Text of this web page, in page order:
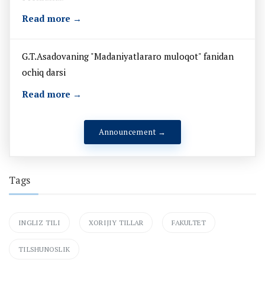
Read more →
G.T.Asadovaning "Madaniyatlararo muloqot" fanidan
ochiq darsi
Read more →
Announcement →
Tags
INGLIZ TILI XORIJIY TILLAR FAKULTET
TILSHUNOSLIK